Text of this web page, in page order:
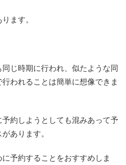
ます。
じ時期に行われ、似たような同
われることは簡単に想像できま
約しようとしても混みあって予
あります。
予約することをおすすめしま